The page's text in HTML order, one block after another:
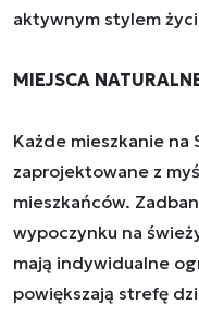
aktywnym stylem
MIEJSCA
Każde mieszkanie na
zaprojektowane z
mieszkańców.
wypoczynku na
mają indywidualne
powiększają strefę